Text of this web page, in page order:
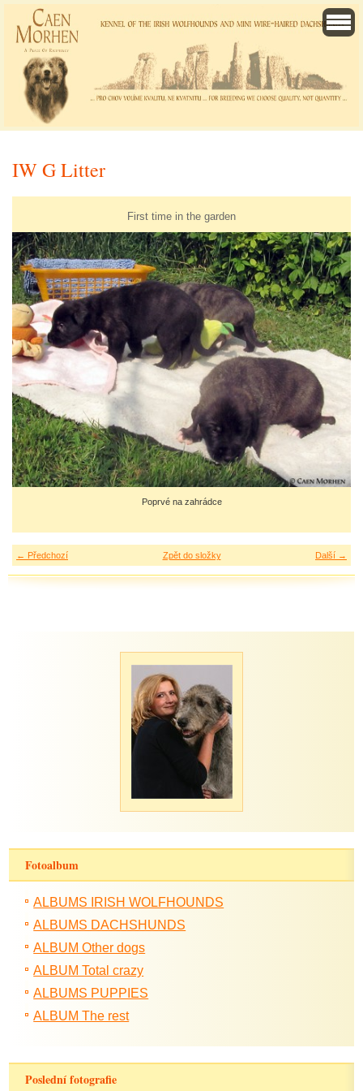
IW G Litter
First time in the garden
Poprvé na zahrádce
← Předchozí Další →
Zpět do složky
Fotoalbum
ALBUMS IRISH WOLFHOUNDS
ALBUMS DACHSHUNDS
ALBUM Other dogs
ALBUM Total crazy
ALBUMS PUPPIES
ALBUM The rest
Poslední fotografie